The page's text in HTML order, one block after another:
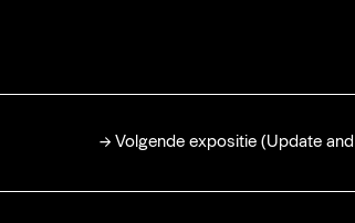
→ Volgende expositie (Update